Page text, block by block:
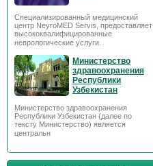
Специализированный медицинский
центр NeyroMED Servis, предоставляет
высококвалифицированные
неврологические услуги.
Министерство
здравоохранения
Республики
Узбекистан
Министерство здравоохранения
Республики Узбекистан (далее по
тексту Министерство) является
центральн